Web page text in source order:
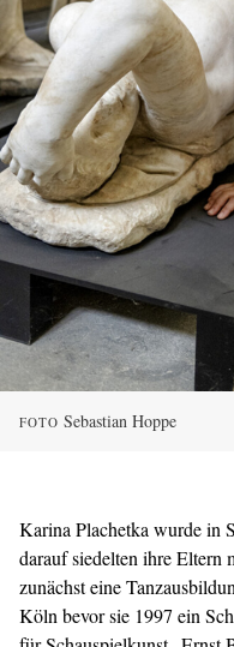
FOTO Sebastian Hoppe
Karina Plachetka wurde in
darauf siedelten ihre
zunächst eine
Köln bevor sie 1997 ein